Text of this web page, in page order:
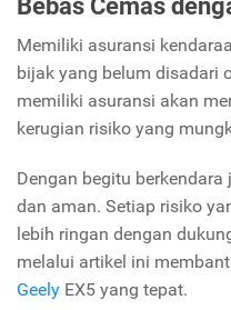
Memiliki asuransi
bijak yang belum disadari
memiliki asuransi akan
kerugian risiko yang
Dengan begitu
dan aman. Setiap risiko
lebih ringan dengan
melalui artikel ini
Geely EX5 yang tepat.